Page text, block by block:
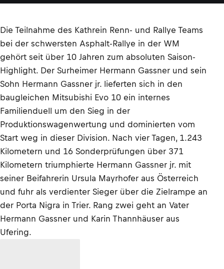
Die Teilnahme des Kathrein Renn- und Rallye Teams
bei der schwersten Asphalt-Rallye in der WM
gehört seit über 10 Jahren zum absoluten Saison-
Highlight. Der Surheimer Hermann Gassner und sein
Sohn Hermann Gassner jr. lieferten sich in den
baugleichen Mitsubishi Evo 10 ein internes
Familienduell um den Sieg in der
Produktionswagenwertung und dominierten vom
Start weg in dieser Division. Nach vier Tagen, 1.243
Kilometern und 16 Sonderprüfungen über 371
Kilometern triumphierte Hermann Gassner jr. mit
seiner Beifahrerin Ursula Mayrhofer aus Österreich
und fuhr als verdienter Sieger über die Zielrampe an
der Porta Nigra in Trier. Rang zwei geht an Vater
Hermann Gassner und Karin Thannhäuser aus
Ufering.